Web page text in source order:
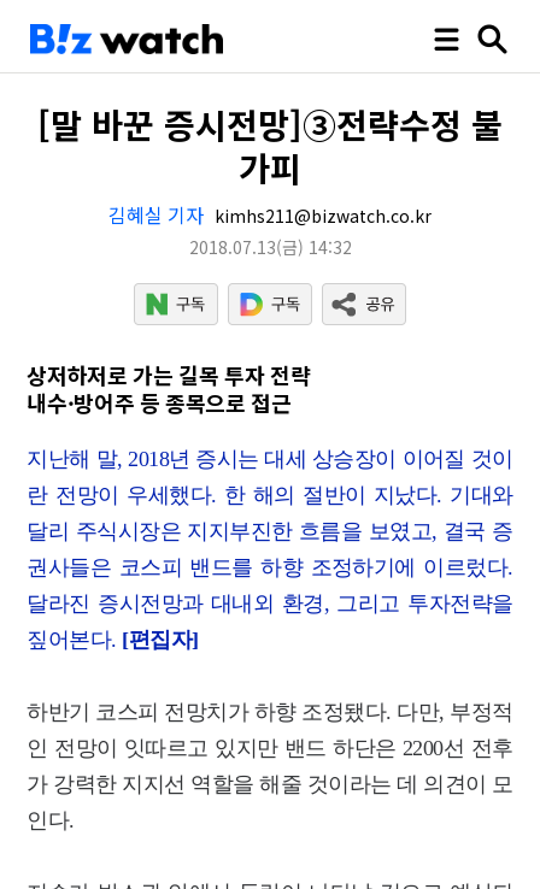
[말 바꾼 증시전망]③전략수정 불
가피
김혜실 기자 kimhs211@bizwatch.co.kr
2018.07.13(금) 14:32
상저하저로 가는 길목 투자 전략
내수·방어주 등 종목으로 접근
지난해 말, 2018년 증시는 대세 상승장이 이어질 것이
란 전망이 우세했다. 한 해의 절반이 지났다. 기대와
달리 주식시장은 지지부진한 흐름을 보였고, 결국 증
권사들은 코스피 밴드를 하향 조정하기에 이르렀다.
달라진 증시전망과 대내외 환경, 그리고 투자전략을
짚어본다. [편집자]
하반기 코스피 전망치가 하향 조정됐다. 다만, 부정적
인 전망이 잇따르고 있지만 밴드 하단은 2200선 전후
가 강력한 지지선 역할을 해줄 것이라는 데 의견이 모
인다.